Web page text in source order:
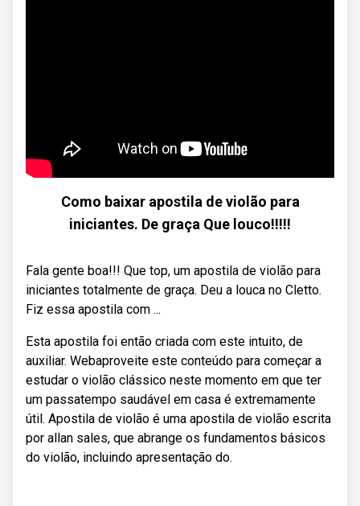
Como baixar apostila de violão para
iniciantes. De graça Que louco!!!!!
Fala gente boa!!! Que top, um apostila de violão para
iniciantes totalmente de graça. Deu a louca no Cletto.
Fiz essa apostila com ...
Esta apostila foi então criada com este intuito, de
auxiliar. Webaproveite este conteúdo para começar a
estudar o violão clássico neste momento em que ter
um passatempo saudável em casa é extremamente
útil. Apostila de violão é uma apostila de violão escrita
por allan sales, que abrange os fundamentos básicos
do violão, incluindo apresentação do.